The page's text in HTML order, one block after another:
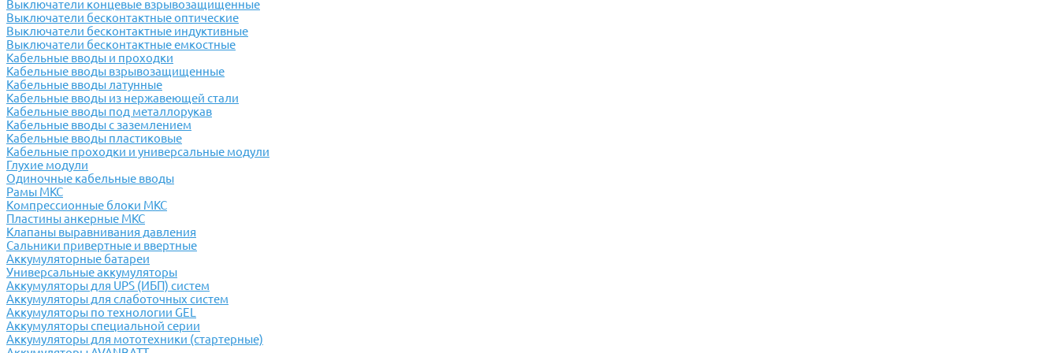
Выключатели концевые взрывозащищенные
Выключатели бесконтактные оптические
Выключатели бесконтактные индуктивные
Выключатели бесконтактные емкостные
Кабельные вводы и проходки
Кабельные вводы взрывозащищенные
Кабельные вводы латунные
Кабельные вводы из нержавеющей стали
Кабельные вводы под металлорукав
Кабельные вводы с заземлением
Кабельные вводы пластиковые
Кабельные проходки и универсальные модули
Глухие модули
Одиночные кабельные вводы
Рамы МКС
Компрессионные блоки МКС
Пластины анкерные МКС
Клапаны выравнивания давления
Сальники привертные и ввертные
Аккумуляторные батареи
Универсальные аккумуляторы
Аккумуляторы для UPS (ИБП) систем
Аккумуляторы для слаботочных систем
Аккумуляторы по технологии GEL
Аккумуляторы специальной серии
Аккумуляторы для мототехники (стартерные)